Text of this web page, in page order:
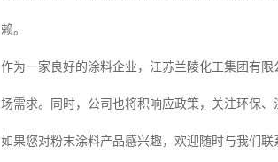
赖。
作为一家良好的涂料企业，江苏兰陵化工集团有
场需求。同时，公司也将积响应政策，关注环保
如果您对粉末涂料产品感兴趣，欢迎随时与我们